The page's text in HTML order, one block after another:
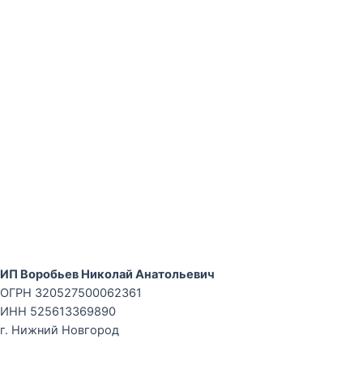
ИП Воробьев Николай Анатольевич
ОГРН 320527500062361
ИНН 525613369890
г. Нижний Новгород